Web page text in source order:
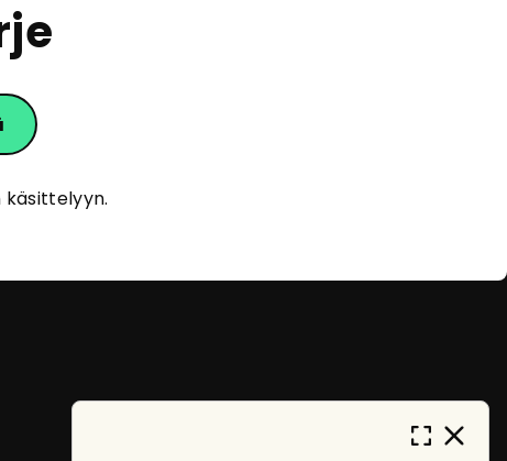
käsittelyyn.
Mitä voin kysyä sinulta?